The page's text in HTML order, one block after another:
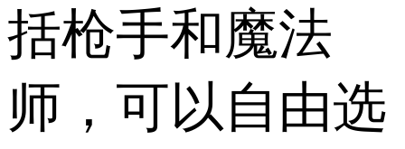
括枪手和魔法
师，可以自由选